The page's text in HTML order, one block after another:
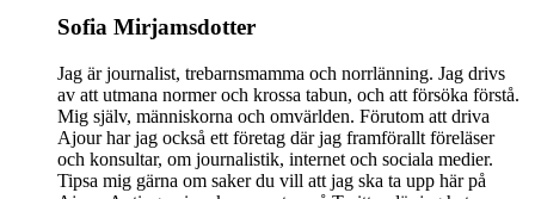
Sofia Mirjamsdotter
Jag är journalist, trebarnsmamma och norrlänning. Jag drivs
av att utmana normer och krossa tabun, och att försöka förstå.
Mig själv, människorna och omvärlden. Förutom att driva
Ajour har jag också ett företag där jag framförallt föreläser
och konsultar, om journalistik, internet och sociala medier.
Tipsa mig gärna om saker du vill att jag ska ta upp här på